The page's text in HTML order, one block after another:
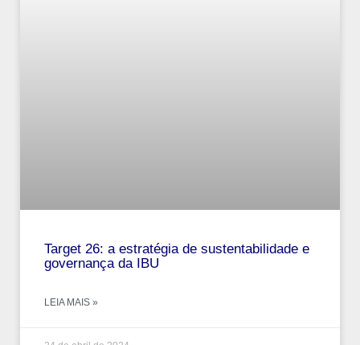
Target 26: a estratégia de sustentabilidade e
governança da IBU
LEIA MAIS »